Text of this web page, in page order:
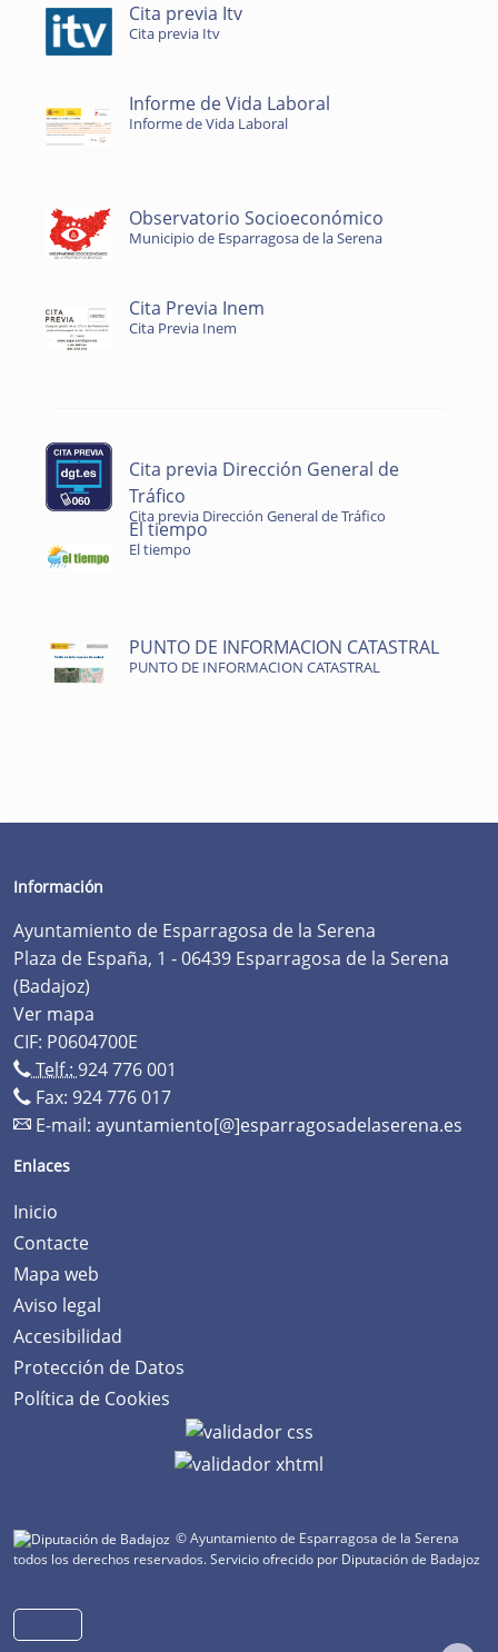
Cita previa Itv
Cita previa Itv
Informe de Vida Laboral
Informe de Vida Laboral
Observatorio Socioeconómico
Municipio de Esparragosa de la Serena
Cita Previa Inem
Cita Previa Inem
Cita previa Dirección General de
Tráfico
Cita previa Dirección General de Tráfico
El tiempo
El tiempo
PUNTO DE INFORMACION CATASTRAL
PUNTO DE INFORMACION CATASTRAL
Información
Ayuntamiento de Esparragosa de la Serena
Plaza de España, 1 - 06439 Esparragosa de la Serena
(Badajoz)
Ver mapa
CIF: P0604700E
Telf.: 924 776 001
Fax: 924 776 017
E-mail: ayuntamiento[@]esparragosadelaserena.es
Enlaces
Inicio
Contacte
Mapa web
Aviso legal
Accesibilidad
Protección de Datos
Política de Cookies
© Ayuntamiento de Esparragosa de la Serena
todos los derechos reservados.Servicio ofrecido por Diputación de Badajoz